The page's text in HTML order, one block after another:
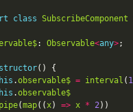
class SubscribeComponent
: Observable<any>;
()
{
.observable$ = interval (
.observable$
pipe(map((x) => x * 2))